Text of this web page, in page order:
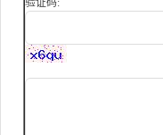
验证码: